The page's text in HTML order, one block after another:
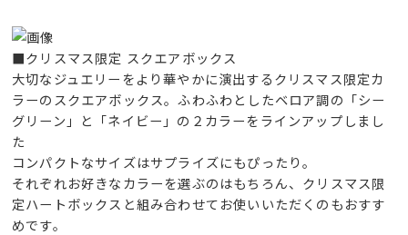
■クリスマス限定 スクエアボックス
大切なジュエリーをより華やかに演出するクリスマス限定カ
ラーのスクエアボックス。ふわふわとしたベロア調の「シー
グリーン」と「ネイビー」の２カラーをラインアップしまし
た
コンパクトなサイズはサプライズにもぴったり。
それぞれお好きなカラーを選ぶのはもちろん、クリスマス限
定ハートボックスと組み合わせてお使いいただくのもおすす
めです。